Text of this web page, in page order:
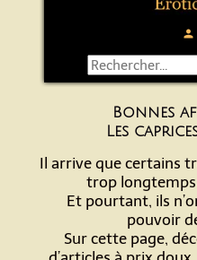
person
Bonnes
Les
Il arrive que certains
trop
Et pourtant, ils
pouvoir
Sur cette page,